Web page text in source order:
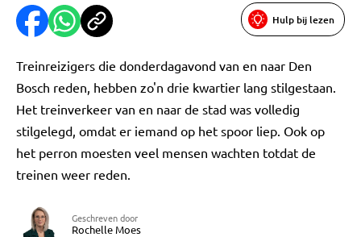
Hulp bij lezen
Treinreizigers die donderdagavond van en naar Den
Bosch reden, hebben zo'n drie kwartier lang stilgestaan.
Het treinverkeer van en naar de stad was volledig
stilgelegd, omdat er iemand op het spoor liep. Ook op
het perron moesten veel mensen wachten totdat de
treinen weer reden.
Geschreven door
Rochelle Moes